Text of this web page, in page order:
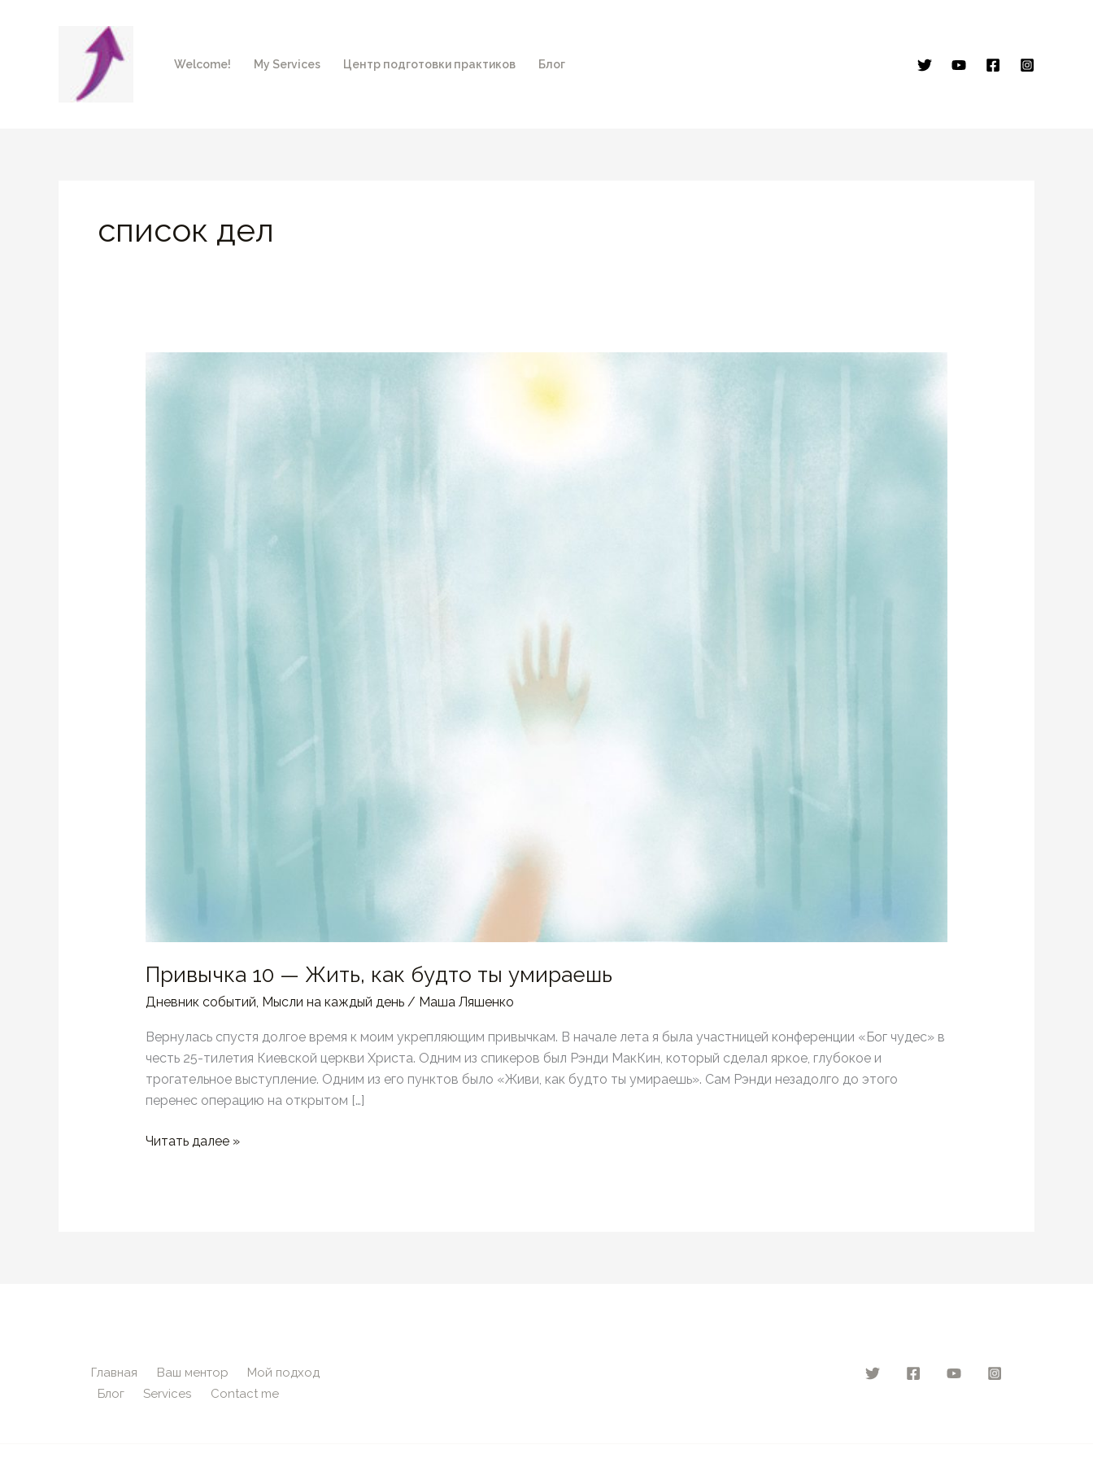
содержимому
Welcome! My Services Центр подготовки практиков Блог
список дел
Привычка 10 — Жить, как будто ты умираешь
Дневник событий, Мысли на каждый день/ Маша Ляшенко
Вернулась спустя долгое время к моим укрепляющим привычкам. В начале лета я была участницей конференции «Бог чудес» в
честь 25-тилетия Киевской церкви Христа. Одним из спикеров был Рэнди МакКин, который сделал яркое, глубокое и
трогательное выступление. Одним из его пунктов было «Живи, как будто ты умираешь». Сам Рэнди незадолго до этого
перенес операцию на открытом […]
Привычка
Читать далее »
Главная Ваш ментор
Мой подход
Блог
Services Contact me